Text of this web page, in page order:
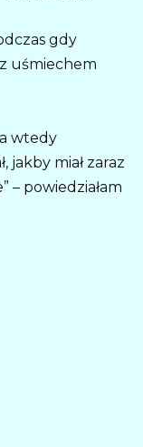
gdy
uśmiechem
wtedy
jakby miał zaraz
– powiedziałam